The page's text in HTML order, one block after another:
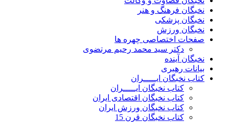
نخبگان فرهنگ و هنر
نخبگان پزشکی
نخبگان ورزش
صفحات اختصاصی چهره ها
دکتر سید محمد رحیم مرتضوی
نخبگان آینده
بیانات رهبری
کتاب نخبگان ایـــــران
کتاب نخبگان ایـــــران
کتاب نخبگان اقتصادی ایران
کتاب نخبگان ورزش ایران
کتاب نخبگان قرن 15